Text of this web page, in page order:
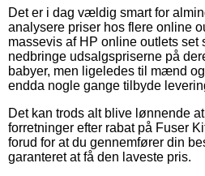
Det er i dag vældig smart for
analysere priser hos flere online
massevis af HP online outlets set
nedbringe udsalgspriserne på
babyer, men ligeledes til mænd
endda nogle gange tilbyde
Det kan trods alt blive lønnende
forretninger efter rabat på Fuser
forud for at du gennemfører din
garanteret at få den laveste pris.